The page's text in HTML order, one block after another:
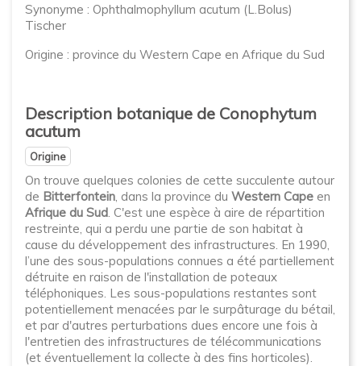
Synonyme : Ophthalmophyllum acutum (L.Bolus)
Tischer
Origine : province du Western Cape en Afrique du Sud
Description botanique de Conophytum
acutum
Origine
On trouve quelques colonies de cette succulente autour
de Bitterfontein, dans la province du Western Cape en
Afrique du Sud. C'est une espèce à aire de répartition
restreinte, qui a perdu une partie de son habitat à
cause du développement des infrastructures. En 1990,
l’une des sous-populations connues a été partiellement
détruite en raison de l'installation de poteaux
téléphoniques. Les sous-populations restantes sont
potentiellement menacées par le surpâturage du bétail,
et par d'autres perturbations dues encore une fois à
l'entretien des infrastructures de télécommunications
(et éventuellement la collecte à des fins horticoles).